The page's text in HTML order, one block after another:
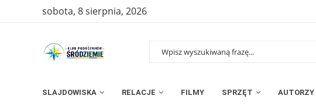
sobota, 8 sierpnia, 2026
SLAJDOWISKA RELACJE FILMY SPRZĘT AUTORZY
Strona główna» Wpisy »Śluzy w Leśniewie na Kanale Mazurskim